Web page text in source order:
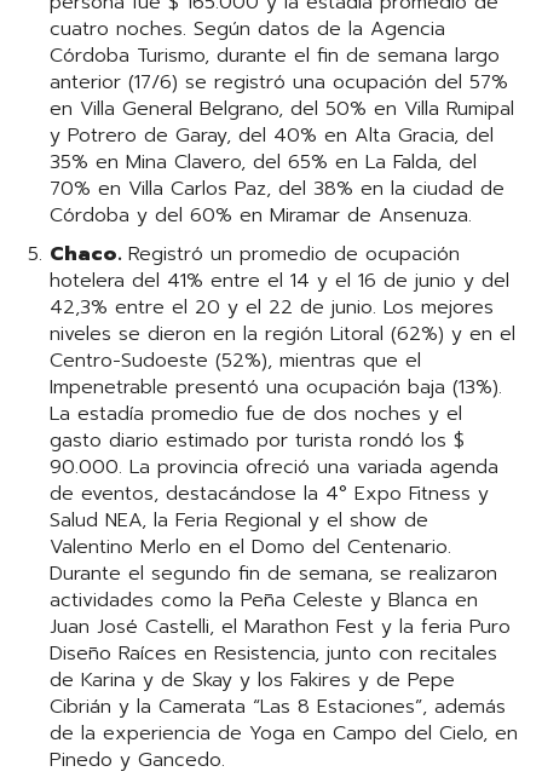
cuatro noches. Según datos de la Agencia
Córdoba Turismo, durante el fin de semana largo
anterior (17/6) se registró una ocupación del 57%
en Villa General Belgrano, del 50% en Villa Rumipal
y Potrero de Garay, del 40% en Alta Gracia, del
35% en Mina Clavero, del 65% en La Falda, del
70% en Villa Carlos Paz, del 38% en la ciudad de
Córdoba y del 60% en Miramar de Ansenuza.
Chaco. Registró un promedio de ocupación
hotelera del 41% entre el 14 y el 16 de junio y del
42,3% entre el 20 y el 22 de junio. Los mejores
niveles se dieron en la región Litoral (62%) y en el
Centro-Sudoeste (52%), mientras que el
Impenetrable presentó una ocupación baja (13%).
La estadía promedio fue de dos noches y el
gasto diario estimado por turista rondó los $
90.000. La provincia ofreció una variada agenda
de eventos, destacándose la 4° Expo Fitness y
Salud NEA, la Feria Regional y el show de
Valentino Merlo en el Domo del Centenario.
Durante el segundo fin de semana, se realizaron
actividades como la Peña Celeste y Blanca en
Juan José Castelli, el Marathon Fest y la feria Puro
Diseño Raíces en Resistencia, junto con recitales
de Karina y de Skay y los Fakires y de Pepe
Cibrián y la Camerata “Las 8 Estaciones”, además
de la experiencia de Yoga en Campo del Cielo, en
Pinedo y Gancedo.